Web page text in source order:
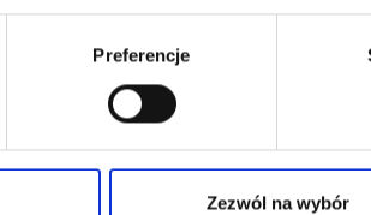
Preferencje
Zezwól na wybór
Tak, zapisz